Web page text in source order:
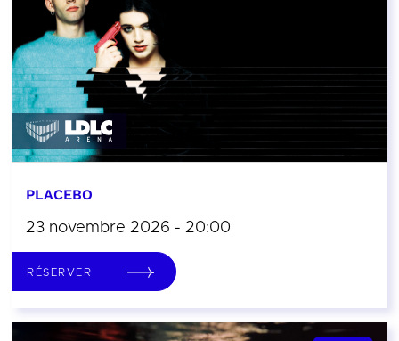
PLACEBO
23 novembre 2026 - 20:00
RÉSERVER